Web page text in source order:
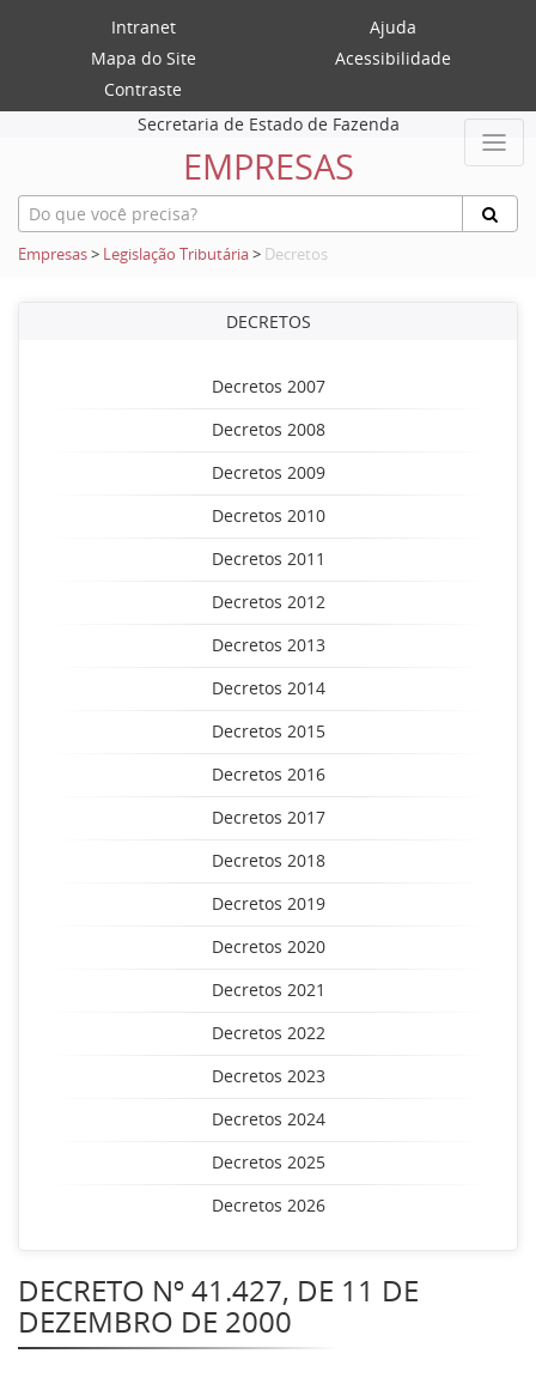
Intranet
Ajuda
Mapa do Site
Acessibilidade
Contraste
Secretaria de Estado de Fazenda
EMPRESAS
Empresas> Legislação Tributária> Decretos
DECRETOS
Decretos 2007
Decretos 2008
Decretos 2009
Decretos 2010
Decretos 2011
Decretos 2012
Decretos 2013
Decretos 2014
Decretos 2015
Decretos 2016
Decretos 2017
Decretos 2018
Decretos 2019
Decretos 2020
Decretos 2021
Decretos 2022
Decretos 2023
Decretos 2024
Decretos 2025
Decretos 2026
DECRETO Nº 41.427, DE 11 DE
DEZEMBRO DE 2000